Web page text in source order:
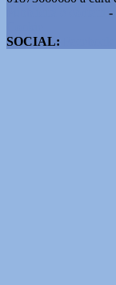
-
SOCIAL: